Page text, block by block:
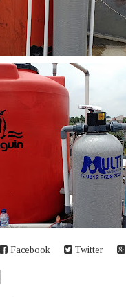
Facebook Twitter